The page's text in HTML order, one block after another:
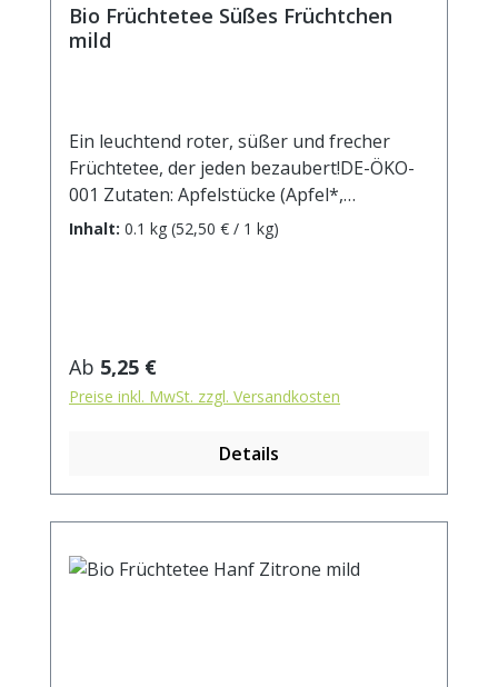
Bio Früchtetee Süßes Früchtchen
mild
Ein leuchtend roter, süßer und frecher
Früchtetee, der jeden bezaubert!DE-ÖKO-
001 Zutaten: Apfelstücke (Apfel*,
Säuerungsmittel: Zitronensäure),
aus kontrolliert biologischem Anbau.
Zubereitung: ca. 20g Tee mit 1 l.
kochendem Wasser aufgiessen. Ziehzeit:
Inhalt: 0.1 kg (52,50 € / 1 kg)
Regulärer Preis:
Ab 5,25 €
Preise inkl. MwSt. zzgl. Versandkosten
Details